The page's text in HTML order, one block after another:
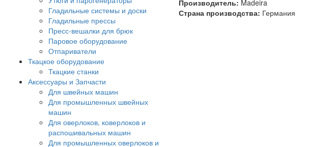
Гладильные системы и доски
Гладильные прессы
Пресс-вешалки для брюк
Паровое оборудование
Отпариватели
Ткацкое оборудование
Ткацкие станки
Аксессуары и Запчасти
Для швейных машин
Для промышленных швейных
машин
Для оверлоков, коверлоков и
распошивальных машин
Для промышленных оверлоков и
Производитель: Madeira
Страна производства: Германия